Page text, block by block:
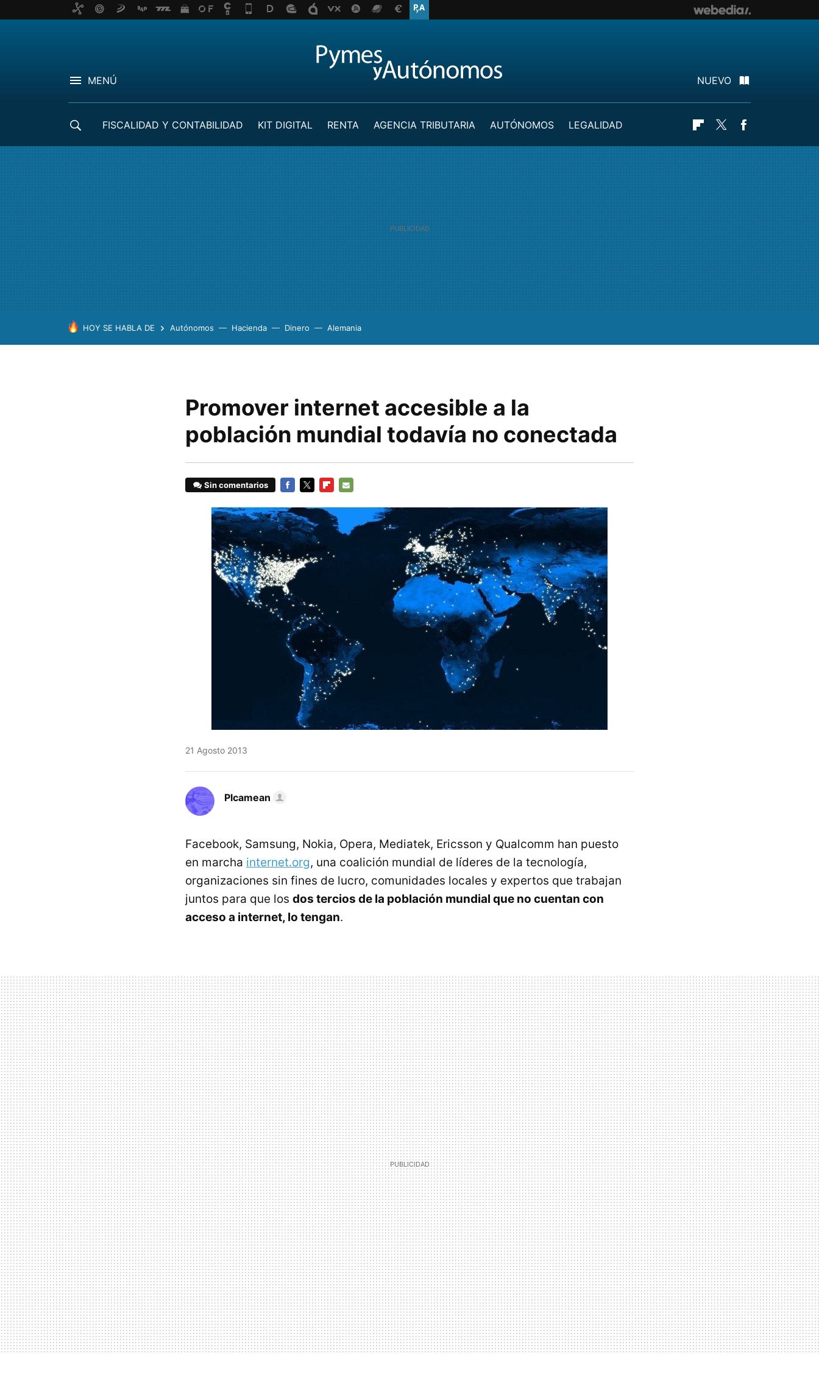
MENÚ NUEVO
FISCALIDAD Y CONTABILIDAD KIT DIGITAL RENTA AGENCIA TRIBUTARIA AUTÓNOMOS
LEGALIDAD
Flipboard
Twitter
HOY SE HABLA DE Autónomos Hacienda Dinero Alemania
Promover internet accesible a la
población mundial todavía no conectada
Sin comentarios
21 Agosto 2013
Plcamean
Facebook, Samsung, Nokia, Opera, Mediatek, Ericsson y Qualcomm han puesto
en marcha internet.org, una coalición mundial de líderes de la tecnología,
organizaciones sin fines de lucro, comunidades locales y expertos que trabajan
juntos para que los dos tercios de la población mundial que no cuentan con
acceso a internet, lo tengan.